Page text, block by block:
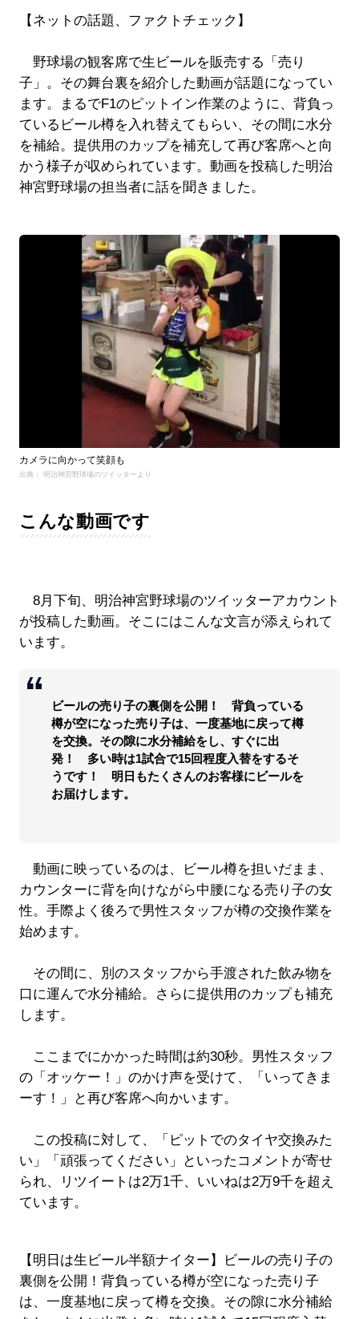
【ネットの話題、ファクトチェック】
野球場の観客席で生ビールを販売する「売り
子」。その舞台裏を紹介した動画が話題になってい
ます。まるでF1のピットイン作業のように、背負っ
ているビール樽を入れ替えてもらい、その間に水分
を補給。提供用のカップを補充して再び客席へと向
かう様子が収められています。動画を投稿した明治
神宮野球場の担当者に話を聞きました。
カメラに向かって笑顔も
出典： 明治神宮野球場のツイッターより
こんな動画です
8月下旬、明治神宮野球場のツイッターアカウント
が投稿した動画。そこにはこんな文言が添えられて
います。
ビールの売り子の裏側を公開！ 背負っている
樽が空になった売り子は、一度基地に戻って樽
を交換。その隙に水分補給をし、すぐに出
発！ 多い時は1試合で15回程度入替をするそ
うです！ 明日もたくさんのお客様にビールを
お届けします。
動画に映っているのは、ビール樽を担いだまま、
カウンターに背を向けながら中腰になる売り子の女
性。手際よく後ろで男性スタッフが樽の交換作業を
始めます。
その間に、別のスタッフから手渡された飲み物を
口に運んで水分補給。さらに提供用のカップも補充
します。
ここまでにかかった時間は約30秒。男性スタッフ
の「オッケー！」のかけ声を受けて、「いってきま
ーす！」と再び客席へ向かいます。
この投稿に対して、「ピットでのタイヤ交換みた
い」「頑張ってください」といったコメントが寄せ
られ、リツイートは2万1千、いいねは2万9千を超え
ています。
【明日は生ビール半額ナイター】ビールの売り子の
裏側を公開！背負っている樽が空になった売り子
は、一度基地に戻って樽を交換。その隙に水分補給